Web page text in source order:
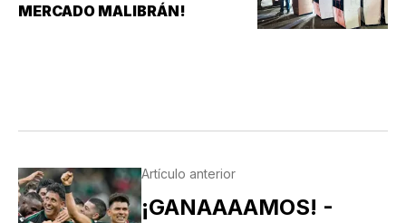
MERCADO MALIBRÁN!
Artículo anterior
¡GANAAAAMOS! -